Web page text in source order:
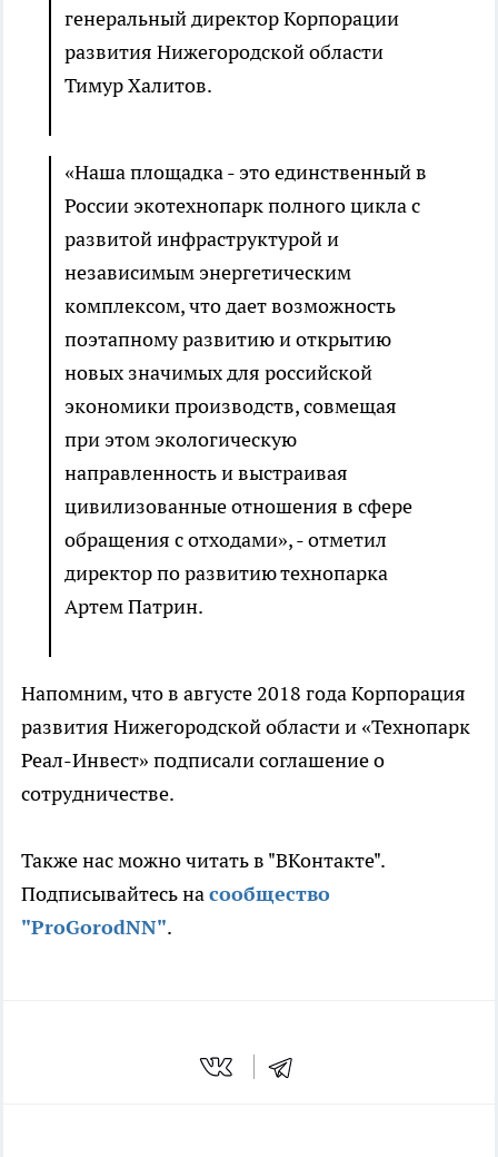
генеральный директор Корпорации
развития Нижегородской области
Тимур Халитов.
«Наша площадка - это единственный в
России экотехнопарк полного цикла с
развитой инфраструктурой и
независимым энергетическим
комплексом, что дает возможность
поэтапному развитию и открытию
новых значимых для российской
экономики производств, совмещая
при этом экологическую
направленность и выстраивая
цивилизованные отношения в сфере
обращения с отходами», - отметил
директор по развитию технопарка
Артем Патрин.
Напомним, что в августе 2018 года Корпорация
развития Нижегородской области и «Технопарк
Реал-Инвест» подписали соглашение о
сотрудничестве.
Также нас можно читать в "ВКонтакте".
Подписывайтесь насообщество
"ProGorodNN".